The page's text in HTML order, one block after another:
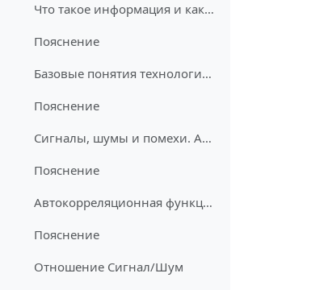
Что такое информация и какое значение имеет информация?
Пояснение
Базовые понятия технологий беспроводной связи
Пояснение
Сигналы, шумы и помехи. Автокорреляционная функция
Пояснение
Автокорреляционная функция. Спектральный подход
Пояснение
Отношение Сигнал/Шум